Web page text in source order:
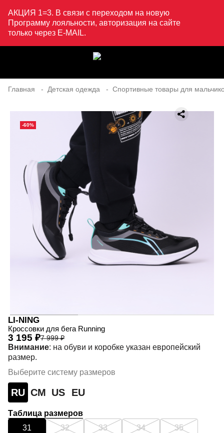
АКЦИЯ 1=3. В связи с переходом на новую
Программу лояльности, авторизация на сайте
только через E-MAIL.
Главная Детская одежда Спортивные товары для
-60%
LI-NING
Кроссовки для бега Running
7 999 ₽
3 195 ₽
Внимание: на обуви и коробке указан европейский
размер.
Выберите систему размеров
RU СМ US EU
Таблица размеров
31
32 33 34 35